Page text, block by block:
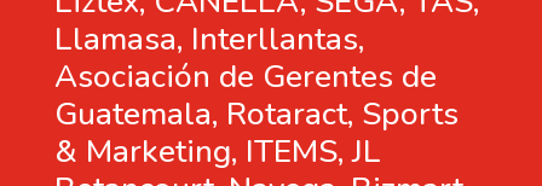
Llamasa, Interllantas,
Asociación de Gerentes de
Guatemala, Rotaract, Sports
& Marketing, ITEMS, JL